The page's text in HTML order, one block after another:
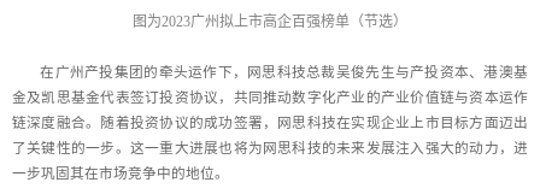
图为2023广州拟上市高企百强榜单（节选）
在广州产投集团的牵头运作下，网思科技总裁吴俊先生与产投资本、港澳基
金及凯思基金代表签订投资协议，共同推动数字化产业的产业价值链与资本运作
链深度融合。随着投资协议的成功签署，网思科技在实现企业上市目标方面迈出
了关键性的一步。这一重大进展也将为网思科技的未来发展注入强大的动力，进
一步巩固其在市场竞争中的地位。